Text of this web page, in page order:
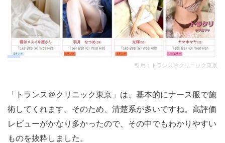
引用： トランス＠クリニック東京
「トランス＠クリニック東京」は、基本的にナース服で施
術してくれます。そのため、清楚系が多いですね。高評価
レビューがかなり多かったので、その中でもわかりやすい
ものを抜粋しました。